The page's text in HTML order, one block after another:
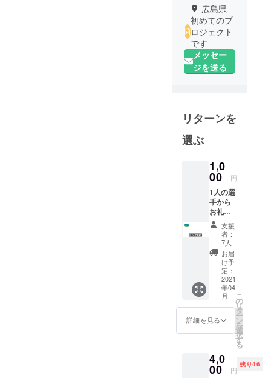
広島県
初めてのプ
ロジェクト
です
メッセー
ジを送る
リターンを
選ぶ
1,0
00 円
1人の選
手から
お礼の
メッ
セージ
カード
をゲッ
ト！ 選
手一人
からの
メッ
セージ
カード
を郵送
で送り
ます。
支援
者：
7人
お届
け予
定：
2021
年04
月
詳細を見る
こ
の
リ
タ
ー
ン
を
選
択
す
る
4,0
00 円
残り46